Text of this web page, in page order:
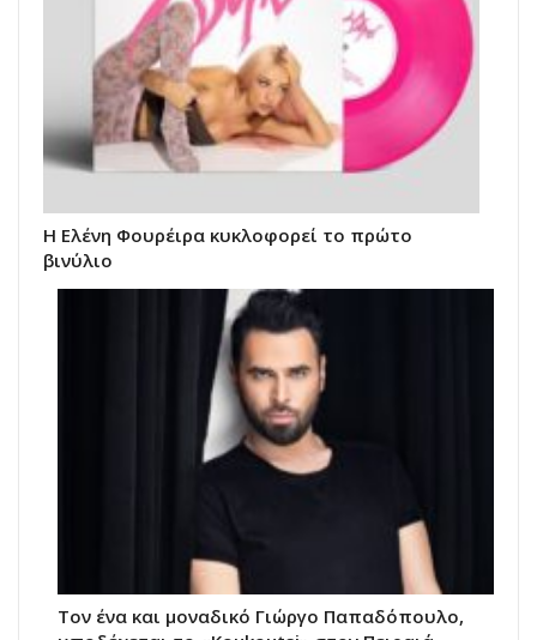
Η Ελένη Φουρέιρα κυκλοφορεί το πρώτο
βινύλιο
Τον ένα και μοναδικό Γιώργο Παπαδόπουλο,